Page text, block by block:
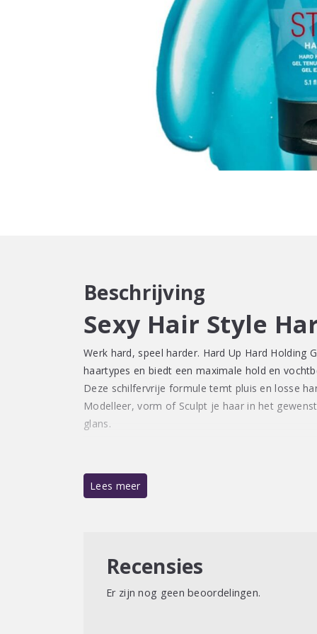
Beschrijving
Sexy Hair Style
Werk hard, speel harder. Hard Up Hard Holding
haartypes en biedt een maximale hold en
Deze schilfervrije formule temt pluis en losse
Modelleer, vorm of Sculpt je haar in het
glans.
Gebruik:
Professionele tip:In tegenstelling tot de
Lees meer
Recensies
Er zijn nog geen beoordelingen.